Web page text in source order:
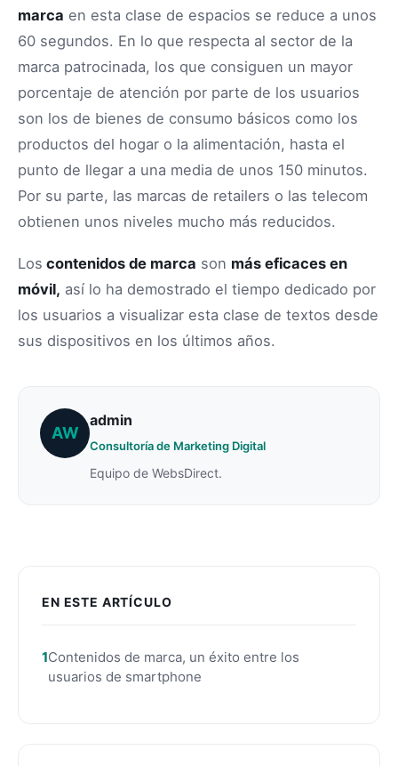
EN ESTE ARTÍCULO
Contenidos de marca, un éxito entre los
usuarios de smartphone
marca en esta clase de espacios se reduce a unos
60 segundos. En lo que respecta al sector de la
marca patrocinada, los que consiguen un mayor
porcentaje de atención por parte de los usuarios
son los de bienes de consumo básicos como los
productos del hogar o la alimentación, hasta el
punto de llegar a una media de unos 150 minutos.
Por su parte, las marcas de retailers o las telecom
obtienen unos niveles mucho más reducidos.
Los contenidos de marca son más eficaces en
móvil, así lo ha demostrado el tiempo dedicado por
los usuarios a visualizar esta clase de textos desde
sus dispositivos en los últimos años.
AW
admin
Consultoría de Marketing Digital
Equipo de WebsDirect.